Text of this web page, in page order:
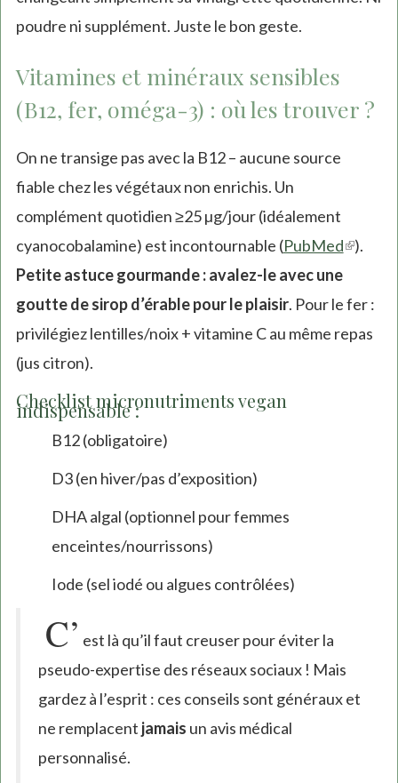
poudre ni supplément. Juste le bon geste.
Vitamines et minéraux sensibles
(B12, fer, oméga-3) : où les trouver ?
On ne transige pas avec la B12 – aucune source
fiable chez les végétaux non enrichis. Un
complément quotidien ≥25 µg/jour (idéalement
cyanocobalamine) est incontournable (PubMed(link
).
Petite astuce gourmande : avalez-le avec une
goutte de sirop d’érable pour le plaisir. Pour le fer :
privilégiez lentilles/noix + vitamine C au même repas
(jus citron).
Checklist micronutriments vegan
indispensable :
B12 (obligatoire)
D3 (en hiver/pas d’exposition)
DHA algal (optionnel pour femmes
enceintes/nourrissons)
Iode (sel iodé ou algues contrôlées)
C’ est là qu’il faut creuser pour éviter la
pseudo-expertise des réseaux sociaux ! Mais
gardez à l’esprit : ces conseils sont généraux et
ne remplacent jamais un avis médical
personnalisé.